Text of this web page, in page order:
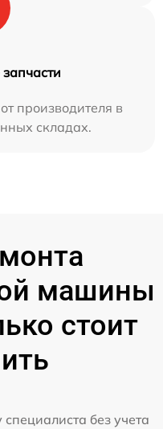
производителя в
складах.
машины
стоит
без учета